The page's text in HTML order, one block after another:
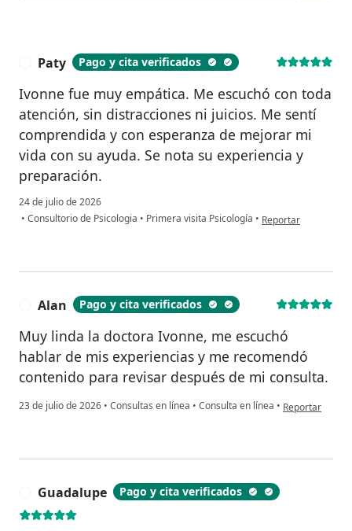
Paty Pago y cita verificados
Ivonne fue muy empática. Me escuchó con toda
atención, sin distracciones ni juicios. Me sentí
comprendida y con esperanza de mejorar mi
vida con su ayuda. Se nota su experiencia y
preparación.
24 de julio de 2026
• Consultorio de Psicologia • Primera visita Psicología • en opinión del
Reportar
Alan Pago y cita verificados
Muy linda la doctora Ivonne, me escuchó
hablar de mis experiencias y me recomendó
contenido para revisar después de mi consulta.
23 de julio de 2026 • Consultas en línea • Consulta en línea • en opinión del
Reportar
Guadalupe Pago y cita verificados